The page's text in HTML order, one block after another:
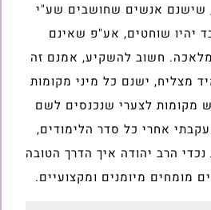
שישנם אנשים שחושבים שע"י
יהיו שוחטים, אע"פ שאינם
חשוב להשקיע, אמנם זה
מצליח, ישנם כל מיני מקומות
מקומות לצערי שנכנסים לשם
אחרי כל סדר הלימודים,
הרב יהודה איך הדרך הטובה
מומחים מיומנים ומקצועיים.